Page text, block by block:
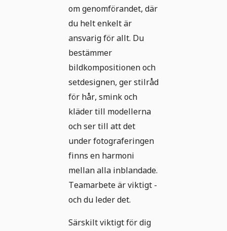
om genomförandet, där
du helt enkelt är
ansvarig för allt. Du
bestämmer
bildkompositionen och
setdesignen, ger stilråd
för hår, smink och
kläder till modellerna
och ser till att det
under fotograferingen
finns en harmoni
mellan alla inblandade.
Teamarbete är viktigt -
och du leder det.
Särskilt viktigt för dig